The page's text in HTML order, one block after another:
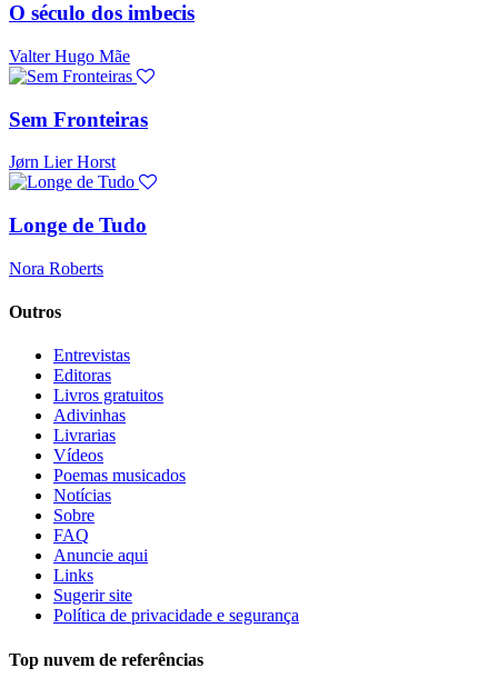
O século dos imbecis
Valter Hugo Mãe
Sem Fronteiras
Jørn Lier Horst
Longe de Tudo
Nora Roberts
Outros
Entrevistas
Editoras
Livros gratuitos
Adivinhas
Livrarias
Vídeos
Poemas musicados
Notícias
Sobre
FAQ
Anuncie aqui
Links
Sugerir site
Política de privacidade e segurança
Top nuvem de referências